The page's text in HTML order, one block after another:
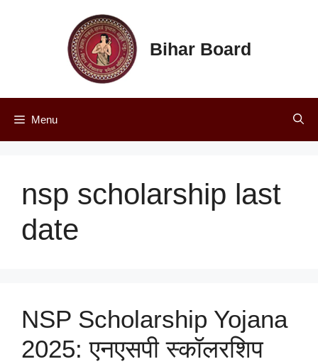
Bihar Board
Menu
nsp scholarship last
date
NSP Scholarship Yojana
2025: एनएसपी स्कॉलरशिप